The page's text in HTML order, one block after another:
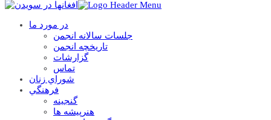
در مورد ما
جلسات سالانه انجمن
تاریخچه انجمن
گزارشات
تماس
شوراي زنان
فرهنگي
گنجينه
هنرپيشه ها